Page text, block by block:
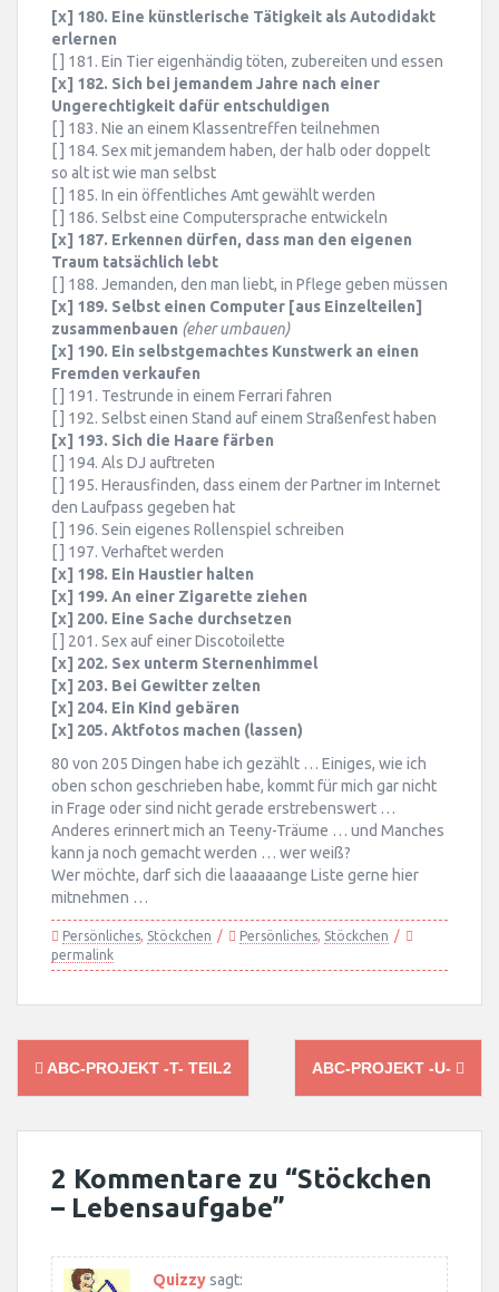
[x] 180. Eine künstlerische Tätigkeit als Autodidakt
erlernen
[ ] 181. Ein Tier eigenhändig töten, zubereiten und essen
[x] 182. Sich bei jemandem Jahre nach einer
Ungerechtigkeit dafür entschuldigen
[ ] 183. Nie an einem Klassentreffen teilnehmen
[ ] 184. Sex mit jemandem haben, der halb oder doppelt
so alt ist wie man selbst
[ ] 185. In ein öffentliches Amt gewählt werden
[ ] 186. Selbst eine Computersprache entwickeln
[x] 187. Erkennen dürfen, dass man den eigenen
Traum tatsächlich lebt
[ ] 188. Jemanden, den man liebt, in Pflege geben müssen
[x] 189. Selbst einen Computer [aus Einzelteilen]
zusammenbauen (eher umbauen)
[x] 190. Ein selbstgemachtes Kunstwerk an einen
Fremden verkaufen
[ ] 191. Testrunde in einem Ferrari fahren
[ ] 192. Selbst einen Stand auf einem Straßenfest haben
[x] 193. Sich die Haare färben
[ ] 194. Als DJ auftreten
[ ] 195. Herausfinden, dass einem der Partner im Internet
den Laufpass gegeben hat
[ ] 196. Sein eigenes Rollenspiel schreiben
[ ] 197. Verhaftet werden
[x] 198. Ein Haustier halten
[x] 199. An einer Zigarette ziehen
[x] 200. Eine Sache durchsetzen
[ ] 201. Sex auf einer Discotoilette
[x] 202. Sex unterm Sternenhimmel
[x] 203. Bei Gewitter zelten
[x] 204. Ein Kind gebären
[x] 205. Aktfotos machen (lassen)
80 von 205 Dingen habe ich gezählt … Einiges, wie ich
oben schon geschrieben habe, kommt für mich gar nicht
in Frage oder sind nicht gerade erstrebenswert …
Anderes erinnert mich an Teeny-Träume … und Manches
kann ja noch gemacht werden … wer weiß?
Wer möchte, darf sich die laaaaaange Liste gerne hier
mitnehmen …
Persönliches, Stöckchen Persönliches, Stöckchen
permalink
Post
navigation
ABC-PROJEKT -T- TEIL2 ABC-PROJEKT -U-
2 Kommentare zu “Stöckchen
– Lebensaufgabe”
Quizzysagt: